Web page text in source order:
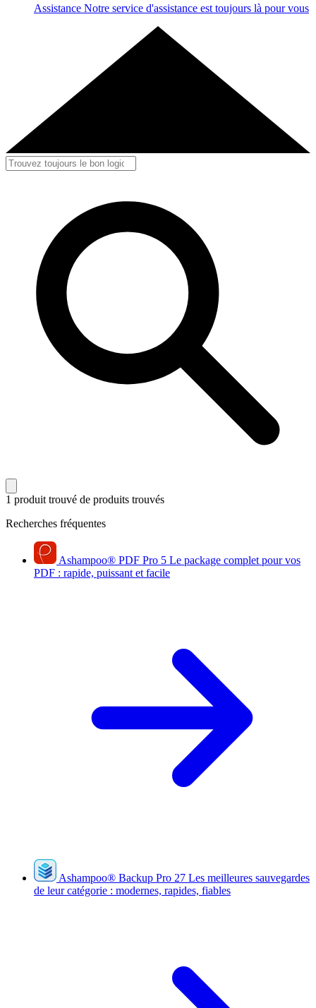
Assistance Notre service d'assistance est toujours là pour vous
1 produit trouvé de produits trouvés
Recherches fréquentes
Ashampoo® PDF Pro 5 Le package complet pour vos
PDF : rapide, puissant et facile
Ashampoo® Backup Pro 27 Les meilleures sauvegardes
de leur catégorie : modernes, rapides, fiables